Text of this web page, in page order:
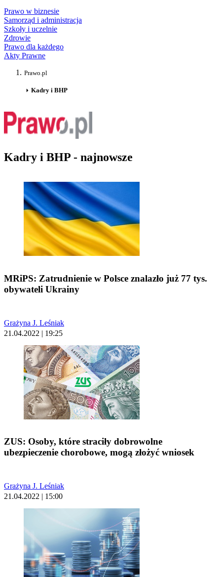
Prawo w biznesie
Samorząd i administracja
Szkoły i uczelnie
Zdrowie
Prawo dla każdego
Akty Prawne
Prawo.pl
Kadry i BHP
Kadry i BHP - najnowsze
MRiPS: Zatrudnienie w Polsce znalazło już 77 tys.
obywateli Ukrainy
Grażyna J. Leśniak
21.04.2022 | 19:25
ZUS: Osoby, które straciły dobrowolne
ubezpieczenie chorobowe, mogą złożyć wniosek
Grażyna J. Leśniak
21.04.2022 | 15:00